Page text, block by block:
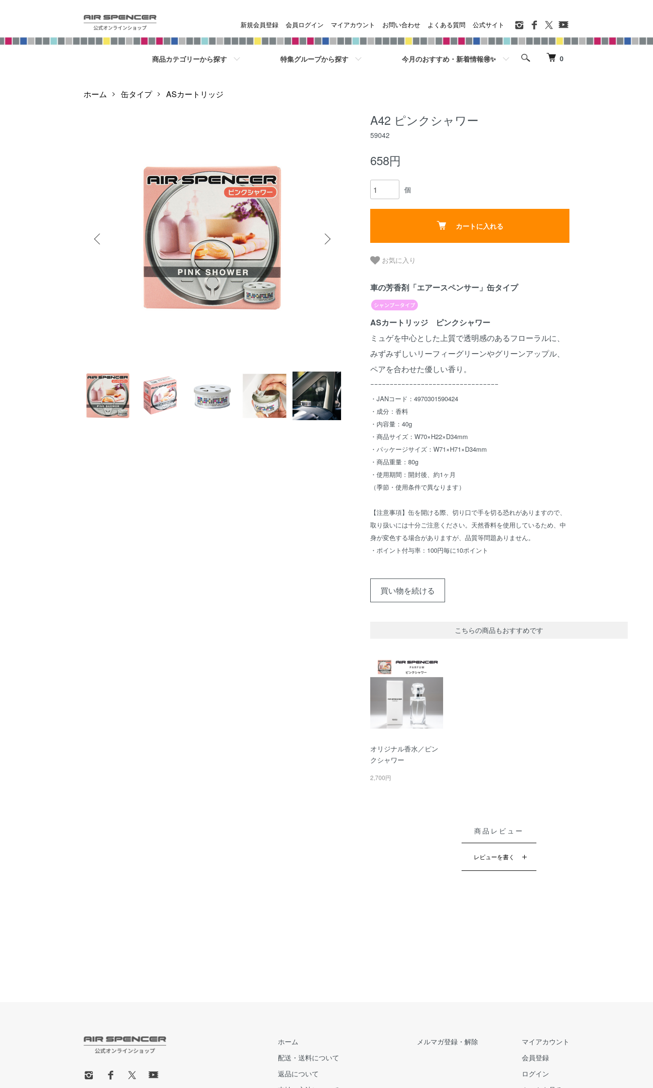
0
商品カテゴリーから探す 特集グループから探す 今月のおすすめ・新着情報🉐✨
新規会員登録 会員ログイン マイアカウント お問い合わせ よくある質問 公式サイト
ホーム 缶タイプ ASカートリッジ
A42 ピンクシャワー
59042
658円
個
カートに入れる
お気に入り
車の芳香剤「エアースペンサー」缶タイプ
ASカートリッジ ピンクシャワー
ミュゲを中心とした上質で透明感のあるフローラルに、
みずみずしいリーフィーグリーンやグリーンアップル、
ペアを合わせた優しい香り。
ｰｰｰｰｰｰｰｰｰｰｰｰｰｰｰｰｰｰｰｰｰｰｰｰｰｰｰｰｰｰｰｰｰ
・JANコード：4970301590424
・成分：香料
・内容量：40g
・商品サイズ：W70×H22×D34mm
・パッケージサイズ：W71×H71×D34mm
・商品重量：80g
・使用期間：開封後、約1ヶ月
（季節・使用条件で異なります）
【注意事項】缶を開ける際、切り口で手を切る恐れがありますので、
取り扱いには十分ご注意ください。天然香料を使用しているため、中
身が変色する場合がありますが、品質等問題ありません。
・ポイント付与率：100円毎に10ポイント
買い物を続ける
こちらの商品もおすすめです
オリジナル香水／ピン
クシャワー
2,700円
商品レビュー
レビューを書く
ホーム
配送・送料について
返品について
メルマガ登録・解除
マイアカウント
会員登録
ログイン